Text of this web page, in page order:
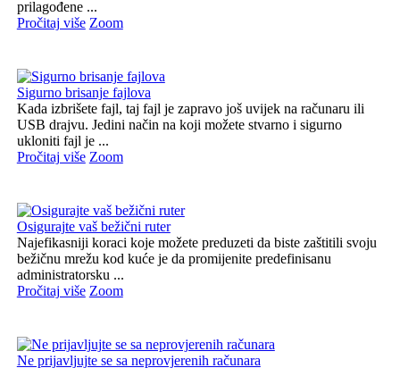
prilagođene ...
Pročitaj više Zoom
Sigurno brisanje fajlova
Kada izbrišete fajl, taj fajl je zapravo još uvijek na računaru ili
USB drajvu. Jedini način na koji možete stvarno i sigurno
ukloniti fajl je ...
Pročitaj više Zoom
Osigurajte vaš bežični ruter
Najefikasniji koraci koje možete preduzeti da biste zaštitili svoju
bežičnu mrežu kod kuće je da promijenite predefinisanu
administratorsku ...
Pročitaj više Zoom
Ne prijavljujte se sa neprovjerenih računara